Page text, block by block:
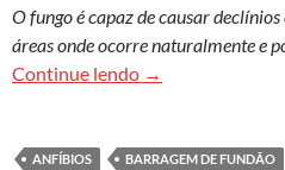
O fungo é capaz de causar
áreas onde ocorre naturalmente e
Continue lendo Fungo letal e
→
ANFÍBIOS BARRAGEM DE FUNDÃO